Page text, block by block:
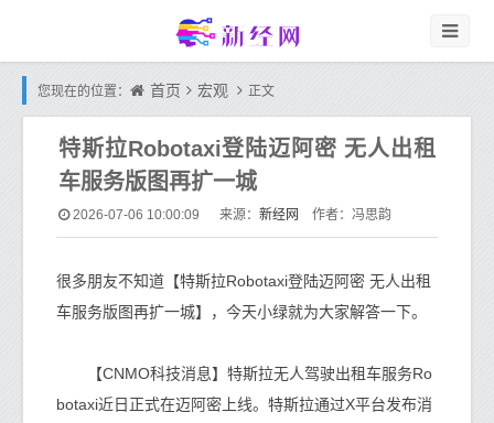
您现在的位置： 首页 宏观 正文
特斯拉Robotaxi登陆迈阿密 无人出租
车服务版图再扩一城
2026-07-06 10:00:09 来源： 新经网 作者：冯思韵
很多朋友不知道【特斯拉Robotaxi登陆迈阿密 无人出租
车服务版图再扩一城】，今天小绿就为大家解答一下。
【CNMO科技消息】特斯拉无人驾驶出租车服务Ro
botaxi近日正式在迈阿密上线。特斯拉通过X平台发布消